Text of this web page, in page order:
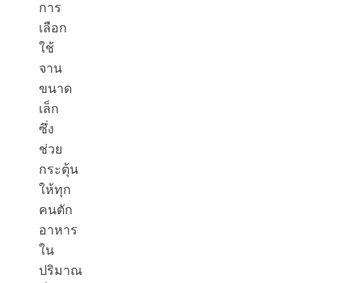
การ
เลือก
ใช้
จาน
ขนาด
เล็ก
ซึ่ง
ช่วย
กระตุ้น
ให้ทุก
คนตัก
อาหาร
ใน
ปริมาณ